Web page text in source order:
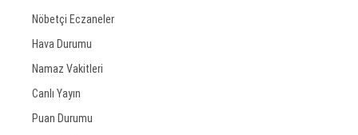
Nöbetçi Eczaneler
Hava Durumu
Namaz Vakitleri
Canlı Yayın
Puan Durumu